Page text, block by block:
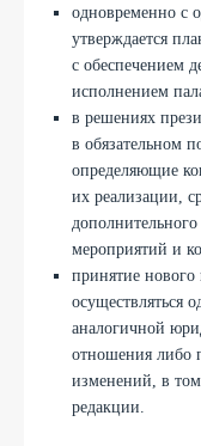
одновременно с
утверждается
с обеспечением
исполнением
в решениях
в обязательном
определяющие
их реализации,
мероприятий и
принятие
осуществляться
аналогичной
отношения либо
изменений, в
редакции.